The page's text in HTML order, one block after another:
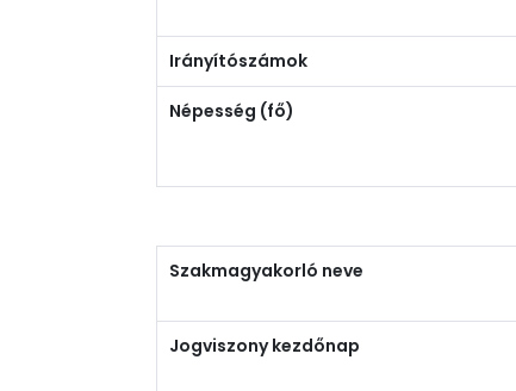
Irányítószámok
Népesség (fő)
Szakmagyakorló neve
Jogviszony kezdőnap